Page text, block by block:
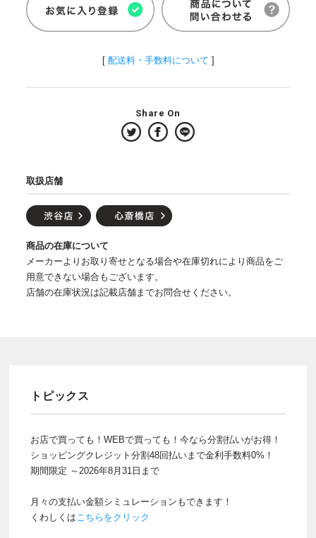
[ 配送料・手数料について ]
Share On
取扱店舗
商品の在庫について
メーカーよりお取り寄せとなる場合や在庫切れにより商品をご
用意できない場合もございます。
店舗の在庫状況は記載店舗までお問合せください。
トピックス
お店で買っても！WEBで買っても！今なら分割払いがお得！
ショッピングクレジット分割48回払いまで金利手数料0%！
期間限定 ～2026年8月31日まで
月々の支払い金額シミュレーションもできます！
くわしくはこちらをクリック